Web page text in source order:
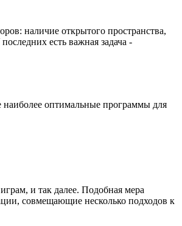
наличие открытого пространства,
есть важная задача -
оптимальные программы для
и так далее. Подобная мера
совмещающие несколько подходов к